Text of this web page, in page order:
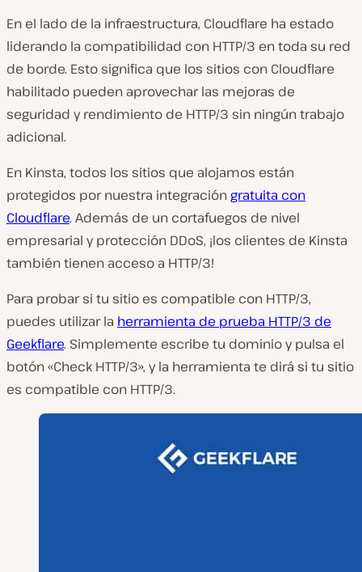
En el lado de la infraestructura, Cloudflare ha estado
liderando la compatibilidad con HTTP/3 en toda su red
de borde. Esto significa que los sitios con Cloudflare
habilitado pueden aprovechar las mejoras de
seguridad y rendimiento de HTTP/3 sin ningún trabajo
adicional.
En Kinsta, todos los sitios que alojamos están
protegidos por nuestra integracióngratuita con
Cloudflare. Además de un cortafuegos de nivel
empresarial y protección DDoS, ¡los clientes de Kinsta
también tienen acceso a HTTP/3!
Para probar si tu sitio es compatible con HTTP/3,
puedes utilizar la herramienta de prueba HTTP/3 de
Geekflare. Simplemente escribe tu dominio y pulsa el
botón «Check HTTP/3», y la herramienta te dirá si tu sitio
es compatible con HTTP/3.